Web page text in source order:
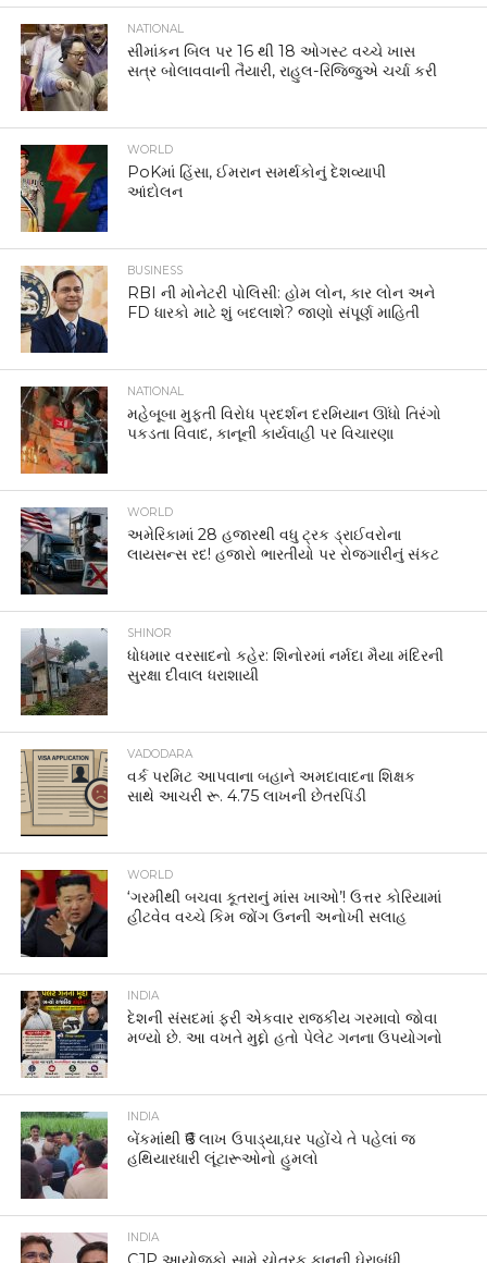
NATIONAL
સીમાંકન બિલ પર 16 થી 18 ઓગસ્ટ વચ્ચે ખાસ
સત્ર બોલાવવાની તૈયારી, રાહુલ-રિજિજુએ ચર્ચા કરી
WORLD
PoKમાં હિંસા, ઈમરાન સમર્થકોનું દેશવ્યાપી
આંદોલન
BUSINESS
RBI ની મોનેટરી પોલિસી: હોમ લોન, કાર લોન અને
FD ધારકો માટે શું બદલાશે? જાણો સંપૂર્ણ માહિતી
NATIONAL
મહેબૂબા મુફ્તી વિરોધ પ્રદર્શન દરમિયાન ઊંધો તિરંગો
પકડતા વિવાદ, કાનૂની કાર્યવાહી પર વિચારણા
WORLD
અમેરિકામાં 28 હજારથી વધુ ટ્રક ડ્રાઈવરોના
લાયસન્સ રદ! હજારો ભારતીયો પર રોજગારીનું સંકટ
SHINOR
ધોધમાર વરસાદનો કહેર: શિનોરમાં નર્મદા મૈયા મંદિરની
સુરક્ષા દીવાલ ધરાશાયી
VADODARA
વર્ક પરમિટ આપવાના બહાને અમદાવાદના શિક્ષક
સાથે આચરી રૂ. 4.75 લાખની છેતરપિંડી
WORLD
‘ગરમીથી બચવા કૂતરાનું માંસ ખાઓ’! ઉત્તર કોરિયામાં
હીટવેવ વચ્ચે કિમ જોંગ ઉનની અનોખી સલાહ
INDIA
દેશની સંસદમાં ફરી એકવાર રાજકીય ગરમાવો જોવા
મળ્યો છે. આ વખતે મુદ્દો હતો પેલેટ ગનના ઉપયોગનો
INDIA
બેંકમાંથી ₹6 લાખ ઉપાડ્યા,ઘર પહોંચે તે પહેલાં જ
હથિયારધારી લૂંટારૂઓનો હુમલો
INDIA